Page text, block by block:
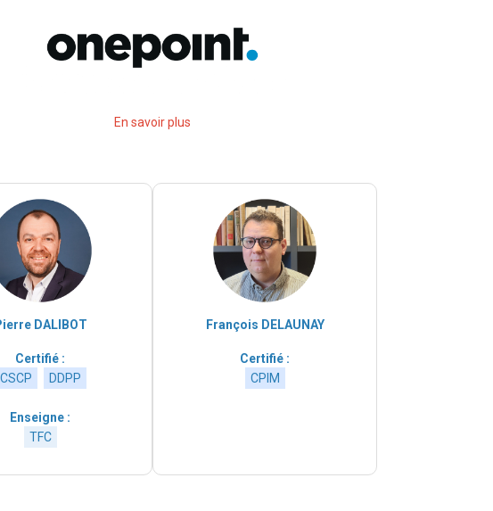
En savoir plus
DALIBOT
Certifié :
CSCP
DDPP
Enseigne :
TFC
François DELAUNAY
Certifié :
CPIM